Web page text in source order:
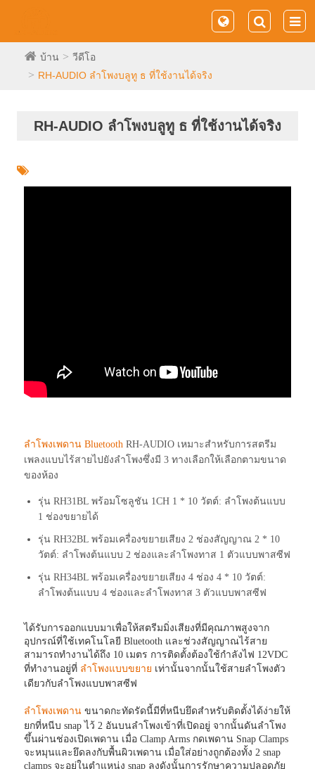
บ้าน
วีดีโอ
RH-AUDIO ลำโพงบลูทู ธ ที่ใช้งานได้จริง
RH-AUDIO ลำโพงบลูทู ธ ที่ใช้งานได้จริง
ลำโพงเพดาน Bluetooth RH-AUDIO เหมาะสำหรับการสตรีม
เพลงแบบไร้สายไปยังลำโพงซึ่งมี 3 ทางเลือกให้เลือกตามขนาด
ของห้อง
รุ่น RH31BL พร้อมโซลูชัน 1CH 1 * 10 วัตต์: ลำโพงต้นแบบ
1 ช่องขยายได้
รุ่น RH32BL พร้อมเครื่องขยายเสียง 2 ช่องสัญญาณ 2 * 10
วัตต์: ลำโพงต้นแบบ 2 ช่องและลำโพงทาส 1 ตัวแบบพาสซีฟ
รุ่น RH34BL พร้อมเครื่องขยายเสียง 4 ช่อง 4 * 10 วัตต์:
ลำโพงต้นแบบ 4 ช่องและลำโพงทาส 3 ตัวแบบพาสซีฟ
ได้รับการออกแบบมาเพื่อให้สตรีมมิ่งเสียงที่มีคุณภาพสูงจาก
อุปกรณ์ที่ใช้เทคโนโลยี Bluetooth และช่วงสัญญาณไร้สาย
สามารถทำงานได้ถึง 10 เมตร การติดตั้งต้องใช้กำลังไฟ 12VDC
ที่ทำงานอยู่ที่ ลำโพงแบบขยาย เท่านั้นจากนั้นใช้สายลำโพงตัว
เดียวกับลำโพงแบบพาสซีฟ
ลำโพงเพดาน ขนาดกะทัดรัดนี้มีที่หนีบยึดสำหรับติดตั้งได้ง่ายให้
ยกที่หนีบ snap ไว้ 2 อันบนลำโพงเข้าที่เปิดอยู่ จากนั้นดันลำโพง
ขึ้นผ่านช่องเปิดเพดาน เมื่อ Clamp Arms กดเพดาน Snap Clamps
จะหมุนและยึดลงกับพื้นผิวเพดาน เมื่อใส่อย่างถูกต้องทั้ง 2 snap
clamps จะอยู่ในตำแหน่ง snap ลงดังนั้นการรักษาความปลอดภัย